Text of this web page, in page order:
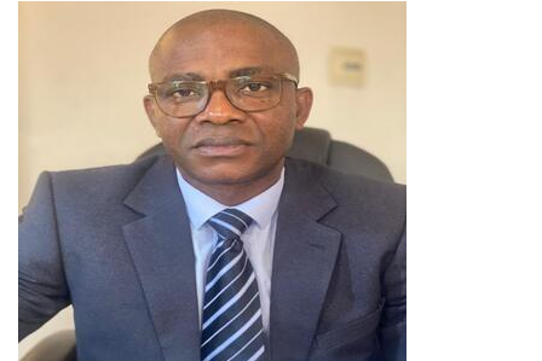
language